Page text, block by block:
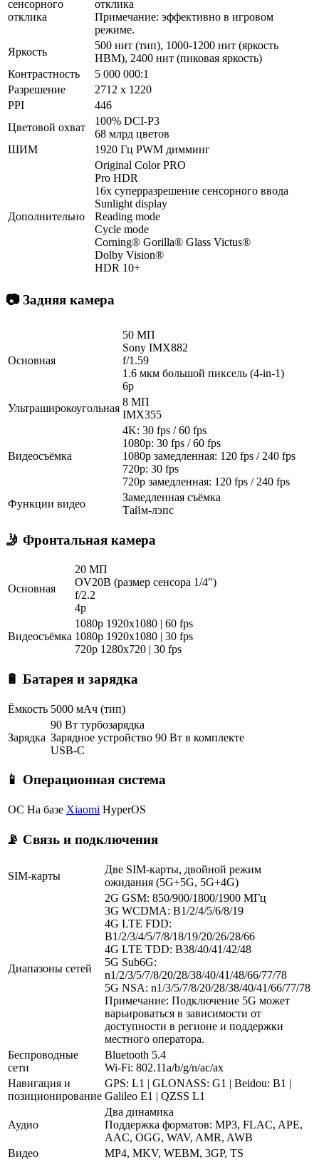
сенсорного
отклика
отклика
Примечание: эффективно в игровом
режиме.
Яркость
500 нит (тип), 1000-1200 нит (яркость
HBM), 2400 нит (пиковая яркость)
Контрастность
5 000 000:1
Разрешение
2712 x 1220
PPI
446
Цветовой охват
100% DCI-P3
68 млрд цветов
ШИМ
1920 Гц PWM димминг
Дополнительно
Original Color PRO
Pro HDR
16x суперразрешение сенсорного ввода
Sunlight display
Reading mode
Cycle mode
Corning® Gorilla® Glass Victus®
Dolby Vision®
HDR 10+
📷 Задняя камера
Основная
50 МП
Sony IMX882
f/1.59
1.6 мкм большой пиксель (4-in-1)
6p
Ультраширокоугольная
8 МП
IMX355
Видеосъёмка
4K: 30 fps / 60 fps
1080p: 30 fps / 60 fps
1080p замедленная: 120 fps / 240 fps
720p: 30 fps
720p замедленная: 120 fps / 240 fps
Функции видео
Замедленная съёмка
Тайм-лэпс
🤳 Фронтальная камера
Основная
20 МП
OV20B (размер сенсора 1/4")
f/2.2
4p
Видеосъёмка
1080p 1920x1080 | 60 fps
1080p 1920x1080 | 30 fps
720p 1280x720 | 30 fps
🔋 Батарея и зарядка
Ёмкость 5000 мАч (тип)
Зарядка
90 Вт турбозарядка
Зарядное устройство 90 Вт в комплекте
USB-C
📱 Операционная система
ОС На базе Xiaomi HyperOS
📡 Связь и подключения
SIM-карты
Две SIM-карты, двойной режим
ожидания (5G+5G, 5G+4G)
Диапазоны сетей
2G GSM: 850/900/1800/1900 МГц
3G WCDMA: B1/2/4/5/6/8/19
4G LTE FDD:
B1/2/3/4/5/7/8/18/19/20/26/28/66
4G LTE TDD: B38/40/41/42/48
5G Sub6G:
n1/2/3/5/7/8/20/28/38/40/41/48/66/77/78
5G NSA: n1/3/5/7/8/20/28/38/40/41/66/77/78
Примечание: Подключение 5G может
варьироваться в зависимости от
доступности в регионе и поддержки
местного оператора.
Беспроводные
сети
Bluetooth 5.4
Wi-Fi: 802.11a/b/g/n/ac/ax
Навигация и
позиционирование
GPS: L1 | GLONASS: G1 | Beidou: B1 |
Galileo E1 | QZSS L1
Аудио
Два динамика
Поддержка форматов: MP3, FLAC, APE,
AAC, OGG, WAV, AMR, AWB
Видео
MP4, MKV, WEBM, 3GP, TS